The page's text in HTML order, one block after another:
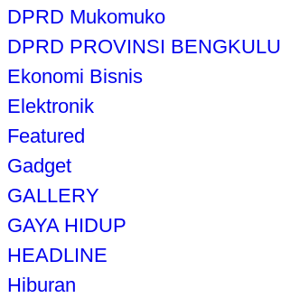
DPRD Mukomuko
DPRD PROVINSI BENGKULU
Ekonomi Bisnis
Elektronik
Featured
Gadget
GALLERY
GAYA HIDUP
HEADLINE
Hiburan